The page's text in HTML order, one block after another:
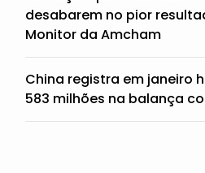
desabarem no pior
Monitor da Amcham
China registra em janeiro
583 milhões na balança